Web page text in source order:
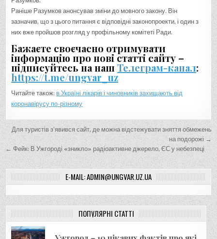
Раніше Разумков анонсував зміни до мовного закону. Він
зазначив, що з цього питання є відповідні законопроекти, і один з
них вже пройшов розгляд у профільному комітеті Ради.
Бажаєте своєчасно отримувати
інформацію про нові статті сайту –
підписуйтесь на нашТелеграм-канал:
https://t.me/ungvar_uz
Читайте також: в Україні лікарів і чиновників захищають від
коронавірусу по-різному
Н
а
в
і
г
а
ц
і
Для туристів з’явився сайт, де можна відстежувати зняття обмежень
на подорожі →
← Фейк: В Ужгороді «зникло» радіоактивне джерело, ЄС у небезпеці
E-MAIL: ADMIN@UNGVAR.UZ.UA
ПОПУЛЯРНІ СТАТТІ